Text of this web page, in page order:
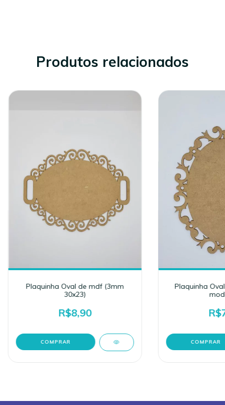
Produtos relacionados
Plaquinha Oval de mdf (3mm
30x23)
R$8,90
Plaquinha
COMPRAR